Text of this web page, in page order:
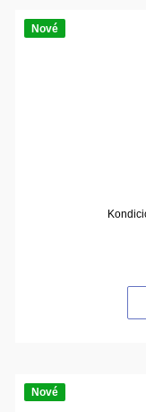
Nové
Nové